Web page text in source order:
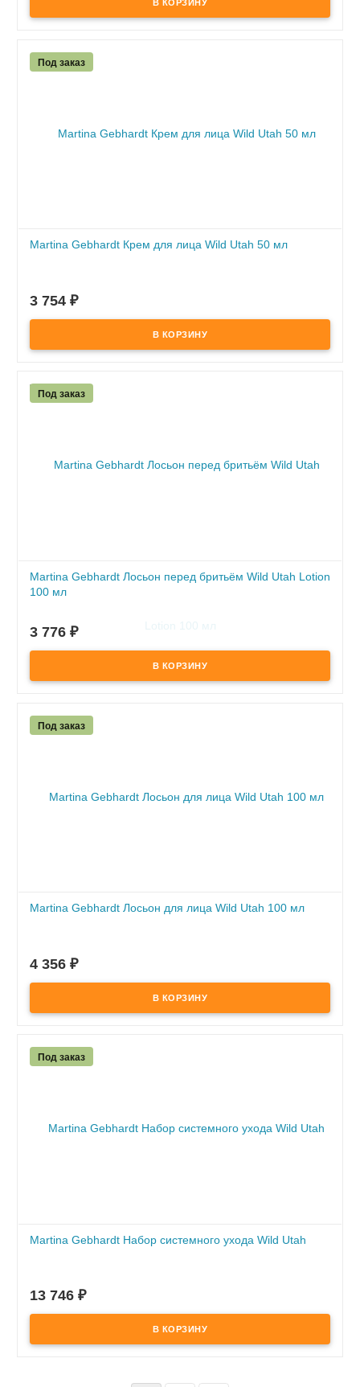
Под заказ
Martina Gebhardt Крем для лица Wild Utah 50 мл
по предоплате
3 754 ₽
Под заказ
Martina Gebhardt Лосьон перед бритьём Wild Utah Lotion
100 мл
3 776 ₽
Под заказ
Martina Gebhardt Лосьон для лица Wild Utah 100 мл
по предоплате
4 356 ₽
Под заказ
Martina Gebhardt Набор системного ухода Wild Utah
по предоплате
13 746 ₽